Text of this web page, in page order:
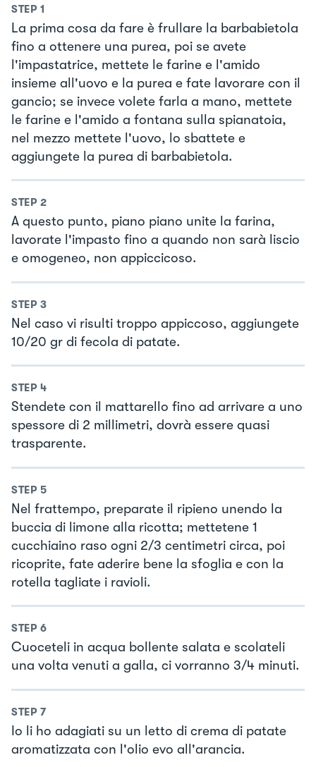
STEP 1
La prima cosa da fare è frullare la barbabietola
fino a ottenere una purea, poi se avete
l'impastatrice, mettete le farine e l'amido
insieme all'uovo e la purea e fate lavorare con il
gancio; se invece volete farla a mano, mettete
le farine e l'amido a fontana sulla spianatoia,
nel mezzo mettete l'uovo, lo sbattete e
aggiungete la purea di barbabietola.
STEP 2
A questo punto, piano piano unite la farina,
lavorate l'impasto fino a quando non sarà liscio
e omogeneo, non appiccicoso.
STEP 3
Nel caso vi risulti troppo appiccoso, aggiungete
10/20 gr di fecola di patate.
STEP 4
Stendete con il mattarello fino ad arrivare a uno
spessore di 2 millimetri, dovrà essere quasi
trasparente.
STEP 5
Nel frattempo, preparate il ripieno unendo la
buccia di limone alla ricotta; mettetene 1
cucchiaino raso ogni 2/3 centimetri circa, poi
ricoprite, fate aderire bene la sfoglia e con la
rotella tagliate i ravioli.
STEP 6
Cuoceteli in acqua bollente salata e scolateli
una volta venuti a galla, ci vorranno 3/4 minuti.
STEP 7
Io li ho adagiati su un letto di crema di patate
aromatizzata con l'olio evo all'arancia.